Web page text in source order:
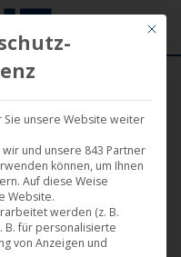
Mit
Sie unsere Website weiter
und unsere 843 Partner
können, um Ihnen
Auf diese Weise
Website.
werden (z. B.
B. für personalisierte
von Anzeigen und